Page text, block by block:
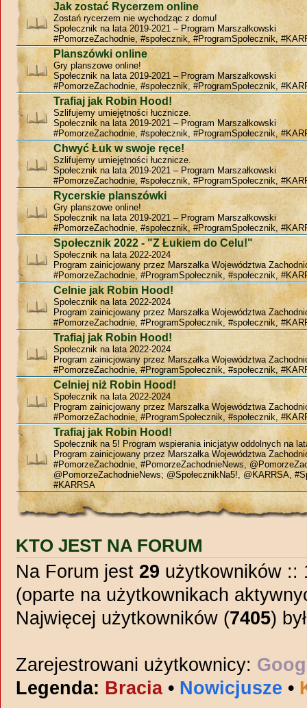
Jak zostać Rycerzem online
Zostań rycerzem nie wychodząc z domu!
Społecznik na lata 2019-2021 – Program Marszałkowski
#PomorzeZachodnie, #społecznik, #ProgramSpołecznik,
Planszówki online
Gry planszowe online!
Społecznik na lata 2019-2021 – Program Marszałkowski
#PomorzeZachodnie, #społecznik, #ProgramSpołecznik,
Trafiaj jak Robin Hood!
Szlifujemy umiejętności łucznicze.
Społecznik na lata 2019-2021 – Program Marszałkowski
#PomorzeZachodnie, #społecznik, #ProgramSpołecznik,
Chwyć Łuk w swoje ręce!
Szlifujemy umiejętności łucznicze.
Społecznik na lata 2019-2021 – Program Marszałkowski
#PomorzeZachodnie, #społecznik, #ProgramSpołecznik,
Rycerskie planszówki
Gry planszowe online!
Społecznik na lata 2019-2021 – Program Marszałkowski
#PomorzeZachodnie, #społecznik, #ProgramSpołecznik,
Społecznik 2022 - "Z Łukiem do Celu!"
Społecznik na lata 2022-2024
Program zainicjowany przez Marszałka Województwa
#PomorzeZachodnie, #ProgramSpołecznik, #społecznik,
Celnie jak Robin Hood!
Społecznik na lata 2022-2024
Program zainicjowany przez Marszałka Województwa
#PomorzeZachodnie, #ProgramSpołecznik, #społecznik,
Trafiaj jak Robin Hood!
Społecznik na lata 2022-2024
Program zainicjowany przez Marszałka Województwa
#PomorzeZachodnie, #ProgramSpołecznik, #społecznik,
Celniej niż Robin Hood!
Społecznik na lata 2022-2024
Program zainicjowany przez Marszałka Województwa
#PomorzeZachodnie, #ProgramSpołecznik, #społecznik,
Trafiaj jak Robin Hood!
Społecznik na 5! Program wspierania inicjatyw oddolnych na
Program zainicjowany przez Marszałka Województwa
#PomorzeZachodnie, #PomorzeZachodnieNews,
@PomorzeZachodnieNews; @SpołecznikNa5!, @KARRSA,
#KARRSA
KTO JEST NA FORUM
Na Forum jest 29 użytkowników ::
(oparte na użytkownikach
Najwięcej użytkowników (7405)
Zarejestrowani użytkownicy:
Legenda: Bracia• Nowicjusze •